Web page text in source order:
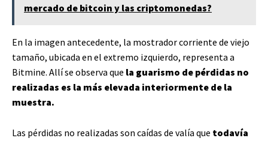
mercado de bitcoin y las criptomonedas?
En la imagen antecedente, la mostrador corriente de viejo
tamaño, ubicada en el extremo izquierdo, representa a
Bitmine. Allí se observa que la guarismo de pérdidas no
realizadas es la más elevada interiormente de la
muestra.
Las pérdidas no realizadas son caídas de valía que todavía